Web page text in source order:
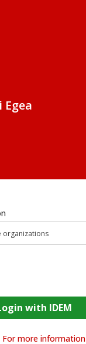
/ Login with IDEM
For more information